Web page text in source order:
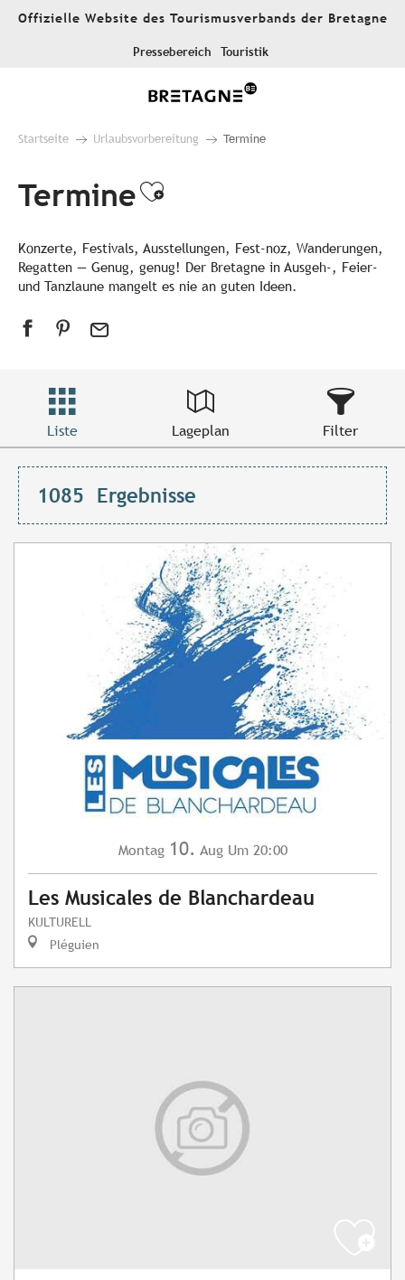
AllerOffizielle Website des Tourismusverbands der Bretagne
Pressebereich Touristik
Startseite Urlaubsvorbereitung Termine
TermineAjouter aux
Konzerte, Festivals, Ausstellungen, Fest-noz, Wanderungen,
Regatten — Genug, genug! Der Bretagne in Ausgeh-, Feier-
und Tanzlaune mangelt es nie an guten Ideen.
Liste Lageplan Filter
1085 Ergebnisse
Montag 10. Aug Um 20:00
Les Musicales de Blanchardeau
KULTURELL
Pléguien